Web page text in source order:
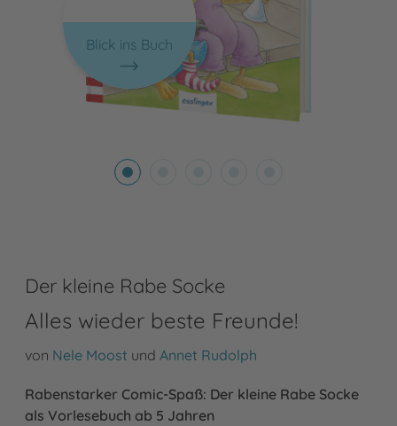
Blick ins Buch
Der kleine Rabe Socke
Alles wieder beste Freunde!
von Nele Moost und Annet Rudolph
Rabenstarker Comic-Spaß: Der kleine Rabe Socke
als Vorlesebuch ab 5 Jahren